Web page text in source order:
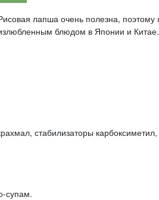
лапша очень полезна, поэтому
блюдом в Японии и Китае.
стабилизаторы карбоксиметил,
супам.